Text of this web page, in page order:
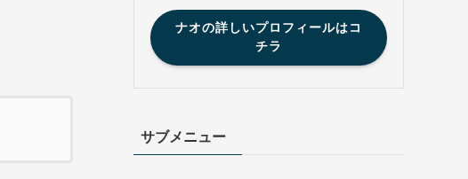
ナオの詳しいプロフィールはコ
チラ
サブメニュー